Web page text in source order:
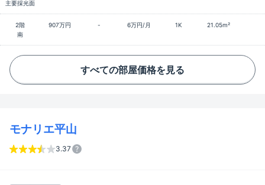
主要採光面
2階 907万円 - 6万円/月 1K
21.05m²
南
すべての部屋価格を見る
モナリエ平山
3.37